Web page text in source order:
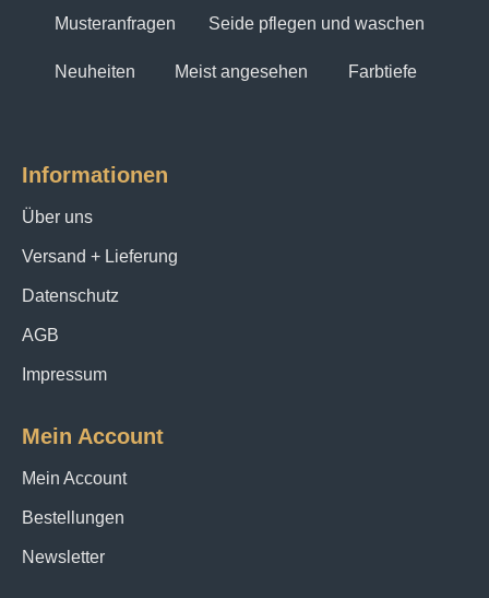
Musteranfragen Seide pflegen und waschen
Neuheiten Meist angesehen Farbtiefe
Informationen
Über uns
Versand + Lieferung
Datenschutz
AGB
Impressum
Mein Account
Mein Account
Bestellungen
Newsletter